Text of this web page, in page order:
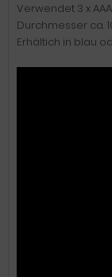
Verwendet 3 x
Durchmesser ca.
Erhältich in blau